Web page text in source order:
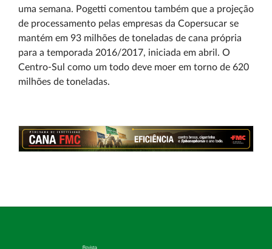
uma semana. Pogetti comentou também que a projeção
de processamento pelas empresas da Copersucar se
mantém em 93 milhões de toneladas de cana própria
para a temporada 2016/2017, iniciada em abril. O
Centro-Sul como um todo deve moer em torno de 620
milhões de toneladas.